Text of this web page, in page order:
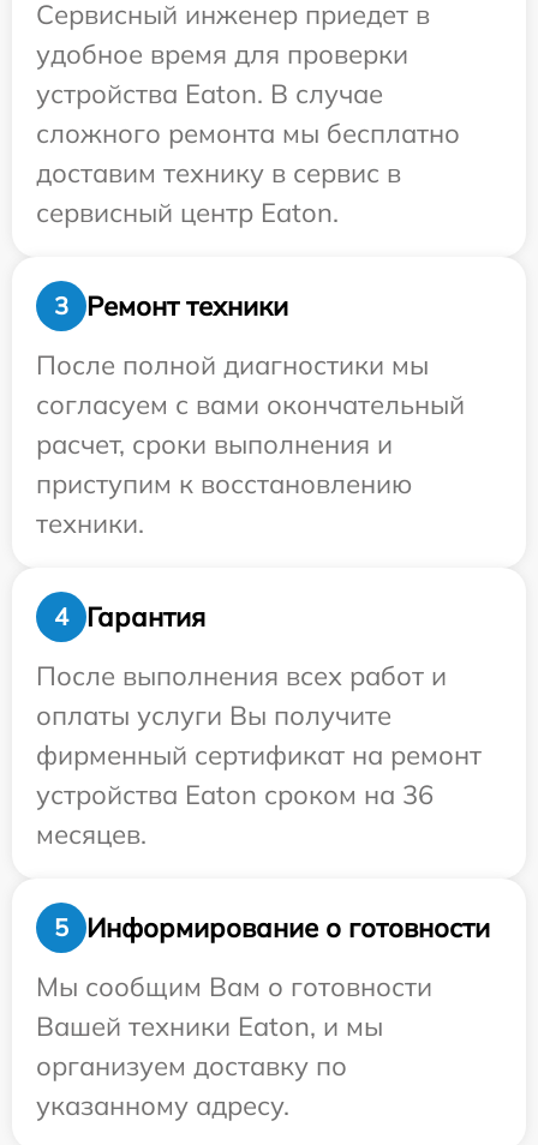
Сервисный инженер приедет в
удобное время для проверки
устройства Eaton. В случае
сложного ремонта мы бесплатно
доставим технику в сервис в
сервисный центр Eaton.
3
Ремонт техники
После полной диагностики мы
согласуем с вами окончательный
расчет, сроки выполнения и
приступим к восстановлению
техники.
4
Гарантия
После выполнения всех работ и
оплаты услуги Вы получите
фирменный сертификат на ремонт
устройства Eaton сроком на 36
месяцев.
5
Информирование о готовности
Мы сообщим Вам о готовности
Вашей техники Eaton, и мы
организуем доставку по
указанному адресу.